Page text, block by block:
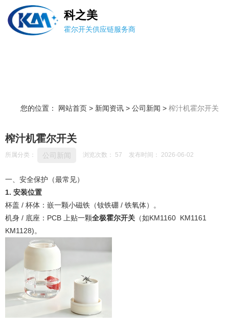
科之美
霍尔开关供应链服务商
您的位置： 网站首页 > 新闻资讯 > 公司新闻 > 榨汁机霍尔开关
榨汁机霍尔开关
所属分类： 公司新闻 浏览次数： 57 发布时间： 2026-06-02
一、安全保护（最常见）
1. 安装位置
杯盖 / 杯体：嵌一颗小磁铁（钕铁硼 / 铁氧体）。
机身 / 底座：PCB 上贴一颗全极霍尔开关 （如KM1160 KM1161
KM1128)。